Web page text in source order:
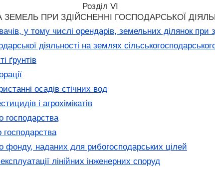
Розділ VI
ПРИ ЗДІЙСНЕННІ ГОСПОДАРСЬКОЇ
у тому числі орендарів, земельних ділянок при
діяльності на землях
ґрунтів
осадів стічних вод
і агрохімікатів
господарства
фонду, наданих для рибогосподарських цілей
лінійних інженерних споруд